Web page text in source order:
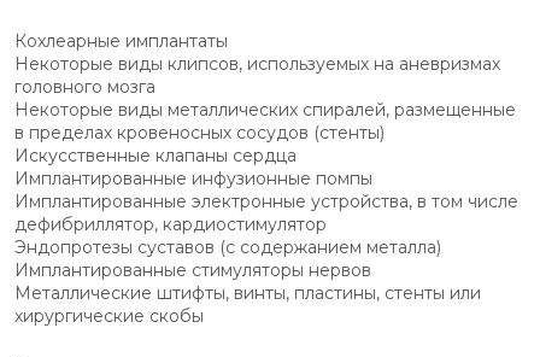
Кохлеарные имплантаты
Некоторые виды клипсов, используемых на аневризмах
головного мозга
Некоторые виды металлических спиралей, размещенные
в пределах кровеносных сосудов (стенты)
Искусственные клапаны сердца
Имплантированные инфузионные помпы
Имплантированные электронные устройства, в том числе
дефибриллятор, кардиостимулятор
Эндопротезы суставов (с содержанием металла)
Имплантированные стимуляторы нервов
Металлические штифты, винты, пластины, стенты или
хирургические скобы